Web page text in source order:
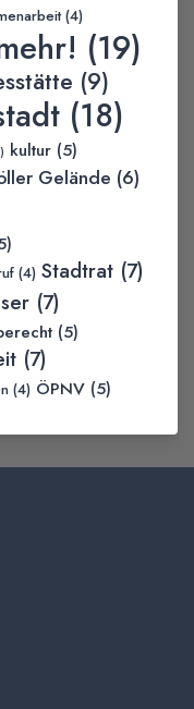
(4)
(19)
(9)
(18)
kultur (5)
Gelände (6)
(4) Stadtrat (7)
(7)
(5)
(7)
(4) ÖPNV (5)